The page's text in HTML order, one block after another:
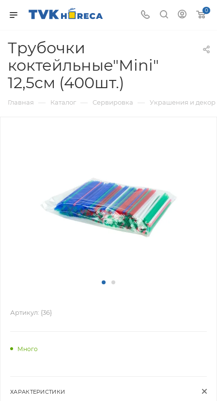
0
Трубочки
коктейльные"Mini"
12,5см (400шт.)
Главная — Каталог — Сервировка — Украшения и декор
Артикул: {36}
Много
ХАРАКТЕРИСТИКИ